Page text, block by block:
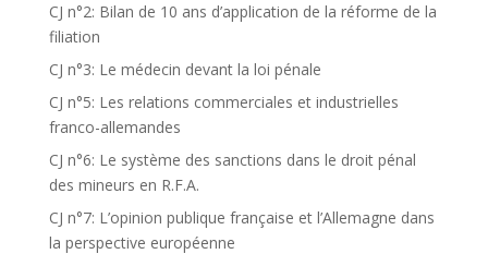
CJ n°2: Bilan de 10 ans d’application de la réforme de la
filiation
CJ n°3: Le médecin devant la loi pénale
CJ n°5: Les relations commerciales et industrielles
franco-allemandes
CJ n°6: Le système des sanctions dans le droit pénal
des mineurs en R.F.A.
CJ n°7: L’opinion publique française et l’Allemagne dans
la perspective européenne